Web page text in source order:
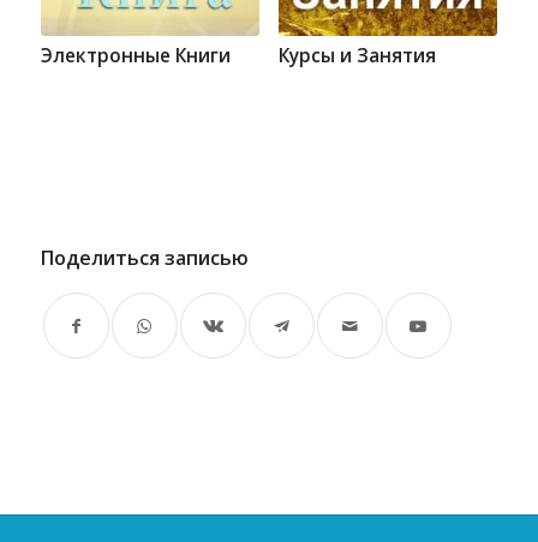
Электронные Книги Курсы и Занятия
Поделиться записью